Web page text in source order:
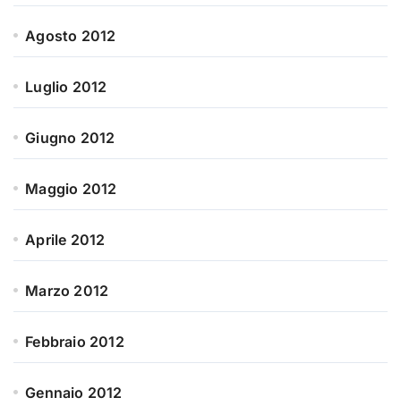
Agosto 2012
Luglio 2012
Giugno 2012
Maggio 2012
Aprile 2012
Marzo 2012
Febbraio 2012
Gennaio 2012